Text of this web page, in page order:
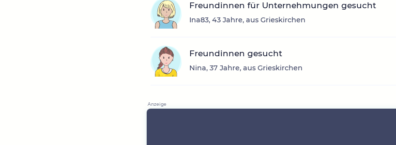
Freundinnen für Unternehmungen gesucht
Ina83, 43 Jahre, aus Grieskirchen
Freundinnen gesucht
Nina, 37 Jahre, aus Grieskirchen